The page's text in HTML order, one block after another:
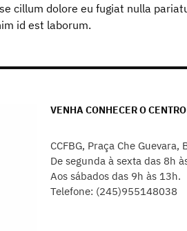
cillum dolore eu fugiat nulla
id est laborum.
VENHA CONHECER O
CCFBG, Praça Che Guevara,
De segunda à sexta das 8h
Aos sábados das 9h às 13h.
Telefone: (245)955148038